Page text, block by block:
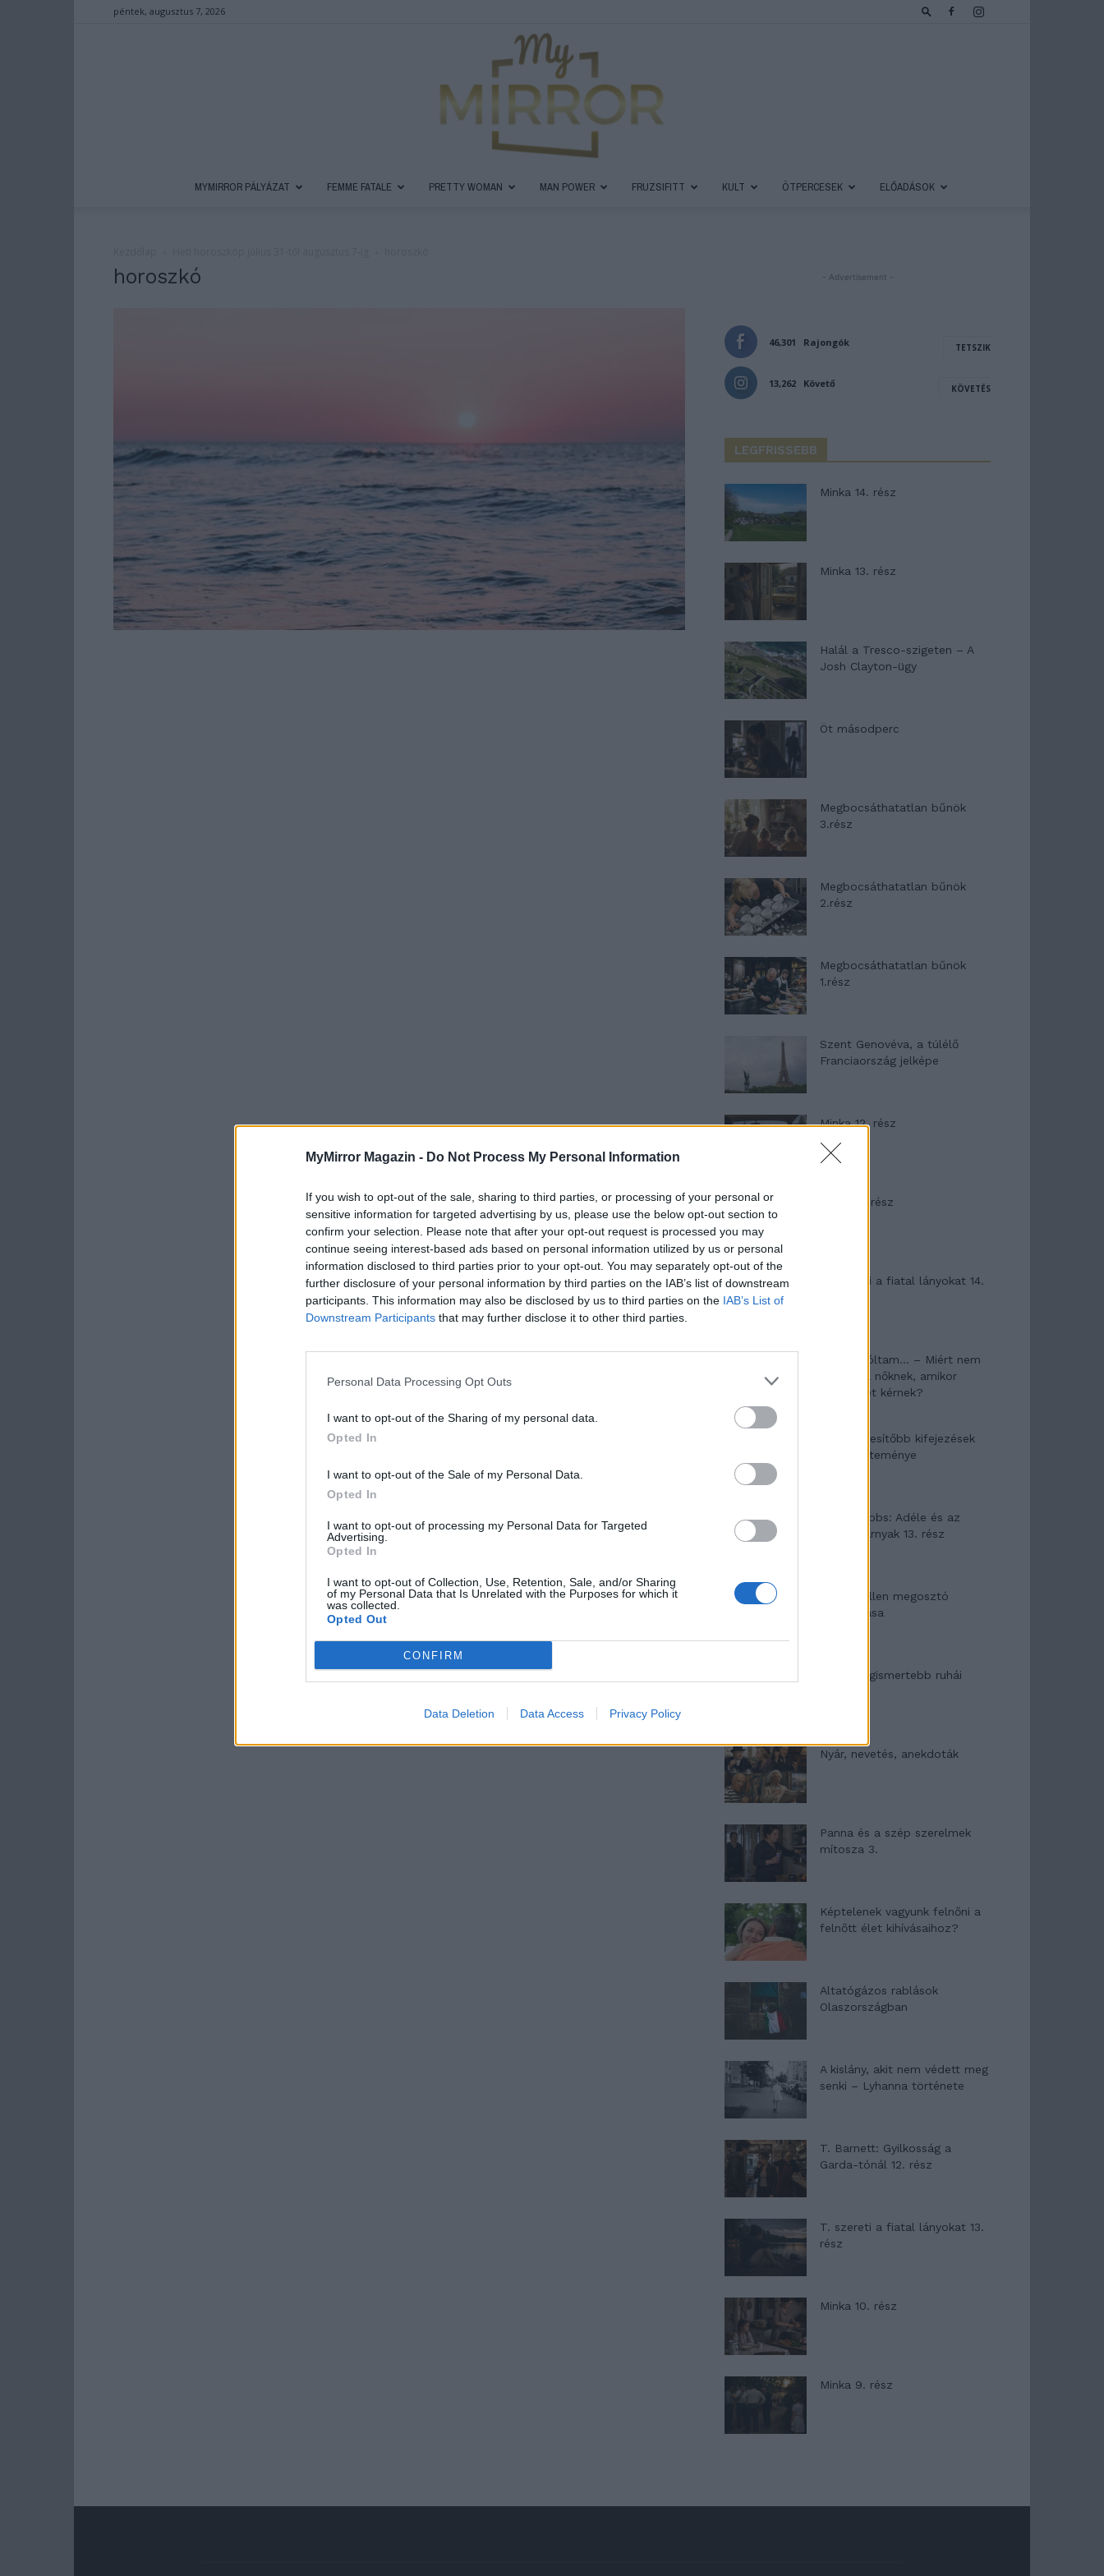
MyMirror Magazin - Do Not Process My Personal Information
If you wish to opt-out of the sale, sharing to third parties, or processing of your personal or
sensitive information for targeted advertising by us, please use the below opt-out section to
confirm your selection. Please note that after your opt-out request is processed you may
continue seeing interest-based ads based on personal information utilized by us or personal
information disclosed to third parties prior to your opt-out. You may separately opt-out of the
further disclosure of your personal information by third parties on the IAB’s list of downstream
participants. This information may also be disclosed by us to third parties on the IAB’s List of
Downstream Participants that may further disclose it to other third parties.
Personal Data Processing Opt Outs
I want to opt-out of the Sharing of my personal data.
Opted In
I want to opt-out of the Sale of my Personal Data.
Opted In
I want to opt-out of processing my Personal Data for Targeted
Advertising.
Opted In
I want to opt-out of Collection, Use, Retention, Sale, and/or Sharing
of my Personal Data that Is Unrelated with the Purposes for which it
was collected.
Opted Out
CONFIRM
Data Deletion Data Access Privacy Policy
péntek, augusztus 7, 2026
MYMIRROR PÁLYÁZAT FEMME FATALE PRETTY WOMAN MAN POWER FRUZSIFITT KULT ÖTPERCESEK ELŐADÁSOK
horoszkó - Advertisement -
46,301 Rajongók TETSZIK
13,262 Követő KÖVETÉS
LEGFRISSEBB
Minka 14. rész
Minka 13. rész
Halál a Tresco-szigeten – A
Josh Clayton-ügy
Öt másodperc
Megbocsáthatatlan bűnök
3.rész
Megbocsáthatatlan bűnök
2.rész
Megbocsáthatatlan bűnök
1.rész
Szent Genovéva, a túlélő
Franciaország jelképe
Minka 12. rész
Minka 11. rész
T. szereti a fiatal lányokat 14.
Pedig szóltam… – Miért nem
hiszünk a nőknek, amikor
segítséget kérnek?
A legidegesítőbb kifejezések
laza gyűjteménye
Elyna Robbs: Adéle és az
örökölt árnyak 13. rész
Woody Allen megosztó
zsenialitása
A világ legismertebb ruhái
Nyár, nevetés, anekdoták
Panna és a szép szerelmek
mítosza 3.
Képtelenek vagyunk felnőni a
felnőtt élet kihívásaihoz?
Altatógázos rablások
Olaszországban
A kislány, akit nem védett meg
senki – Lyhanna története
T. Barnett: Gyilkosság a
Garda-tónál 12. rész
T. szereti a fiatal lányokat 13.
rész
Minka 10. rész
Minka 9. rész